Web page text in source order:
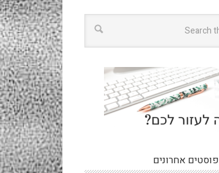
פוסטים אחרונים